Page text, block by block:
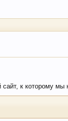
к которому